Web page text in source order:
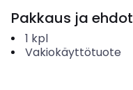
Pakkaus ja ehdot
1 kpl
Vakiokäyttötuote